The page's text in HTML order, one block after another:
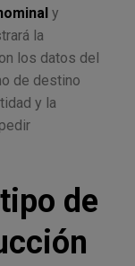
y
la
los datos del
de destino
y la
de